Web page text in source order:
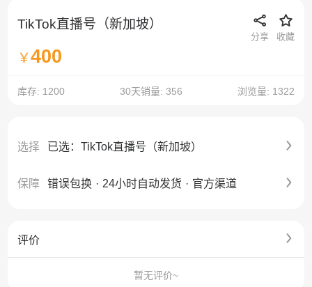
TikTok直播号（新加坡）
分享 收藏
￥400
库存: 1200 30天销量: 356 浏览量: 1322
选择 已选：TikTok直播号（新加坡）
保障 错误包换 · 24小时自动发货 · 官方渠道
评价
暂无评价~